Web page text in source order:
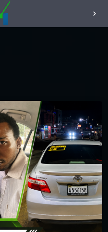
chevron_right